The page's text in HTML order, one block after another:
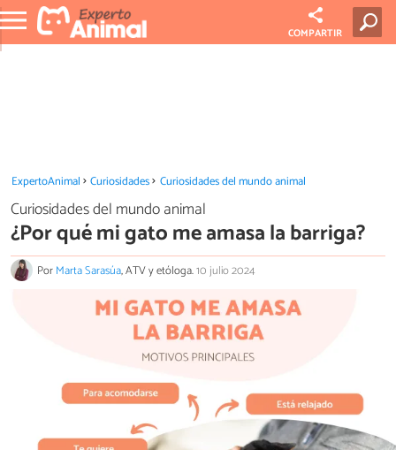
COMPARTIR
ExpertoAnimal Curiosidades Curiosidades del mundo animal
Curiosidades del mundo animal
¿Por qué mi gato me amasa la barriga?
PorMarta Sarasúa, ATV y etóloga.10 julio 2024